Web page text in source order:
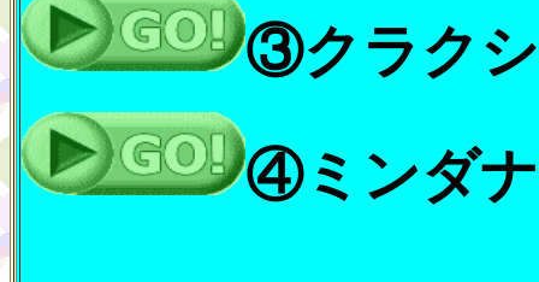
③クラク
④ミンダナ